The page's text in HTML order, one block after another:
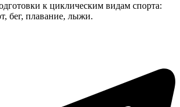
к циклическим видам спорта:
бег, плавание, лыжи.